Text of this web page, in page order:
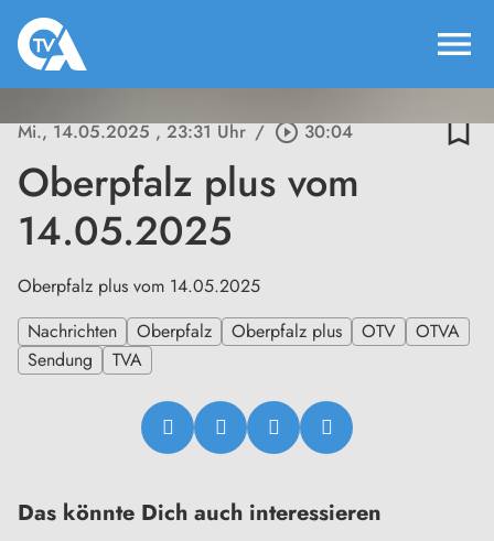
menu
Mi., 14.05.2025, 23:31 Uhr / play_circle_outline30:04 bookmark_border
Oberpfalz plus vom
14.05.2025
Oberpfalz plus vom 14.05.2025
Nachrichten
Oberpfalz Oberpfalz plus OTV
OTVA
Sendung
TVA
Das könnte Dich auch interessieren